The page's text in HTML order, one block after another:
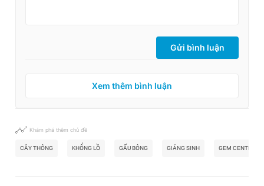
Gửi bình luận
Xem thêm bình luận
Khám phá thêm chủ đề
CÂY THÔNG KHỔNG LỒ GẤU BÔNG GIÁNG SINH GEM CENTER